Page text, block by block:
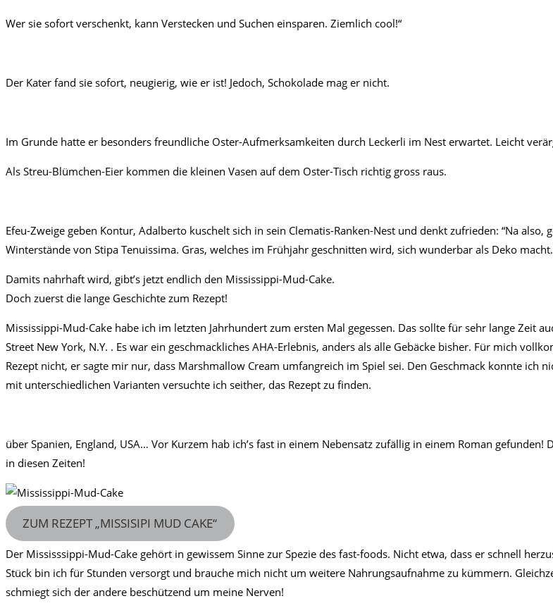
Wer sie sofort verschenkt, kann Verstecken und Suchen einsparen. Ziemlich cool!“
Der Kater fand sie sofort, neugierig, wie er ist! Jedoch, Schokolade mag er nicht.
Im Grunde hatte er besonders freundliche Oster-Aufmerksamkeiten durch Leckerli im Nest erwartet. Leicht
Als Streu-Blümchen-Eier kommen die kleinen Vasen auf dem Oster-Tisch richtig gross raus.
Efeu-Zweige geben Kontur, Adalberto kuschelt sich in sein Clematis-Ranken-Nest und denkt zufrieden: “Na
Winterstände von Stipa Tenuissima. Gras, welches im Frühjahr geschnitten wird, sich wunderbar als Deko
Damits nahrhaft wird, gibt’s jetzt endlich den Mississippi-Mud-Cake.
Doch zuerst die lange Geschichte zum Rezept!
Mississippi-Mud-Cake habe ich im letzten Jahrhundert zum ersten Mal gegessen. Das sollte für sehr lange Zeit
Street New York, N.Y. . Es war ein geschmackliches AHA-Erlebnis, anders als alle Gebäcke bisher. Für mich
Rezept nicht, er sagte mir nur, dass Marshmallow Cream umfangreich im Spiel sei. Den Geschmack konnte ich
mit unterschiedlichen Varianten versuchte ich seither, das Rezept zu finden.
über Spanien, England, USA… Vor Kurzem hab ich’s fast in einem Nebensatz zufällig in einem Roman
in diesen Zeiten!
ZUM REZEPT „MISSISIPI MUD CAKE“
Der Mississsippi-Mud-Cake gehört in gewissem Sinne zur Spezie des fast-foods. Nicht etwa, dass er schnell
Stück bin ich für Stunden versorgt und brauche mich nicht um weitere Nahrungsaufnahme zu kümmern.
schmiegt sich der andere beschützend um meine Nerven!